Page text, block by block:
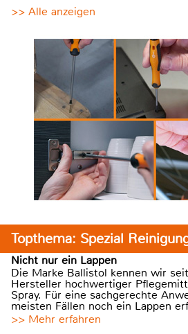
>> Alle anzeigen
Topthema: Spezial
Nicht nur ein Lappen
Die Marke Ballistol kennen wir
Hersteller hochwertiger
Spray. Für eine sachgerechte
meisten Fällen noch ein Lappen
>> Mehr erfahren